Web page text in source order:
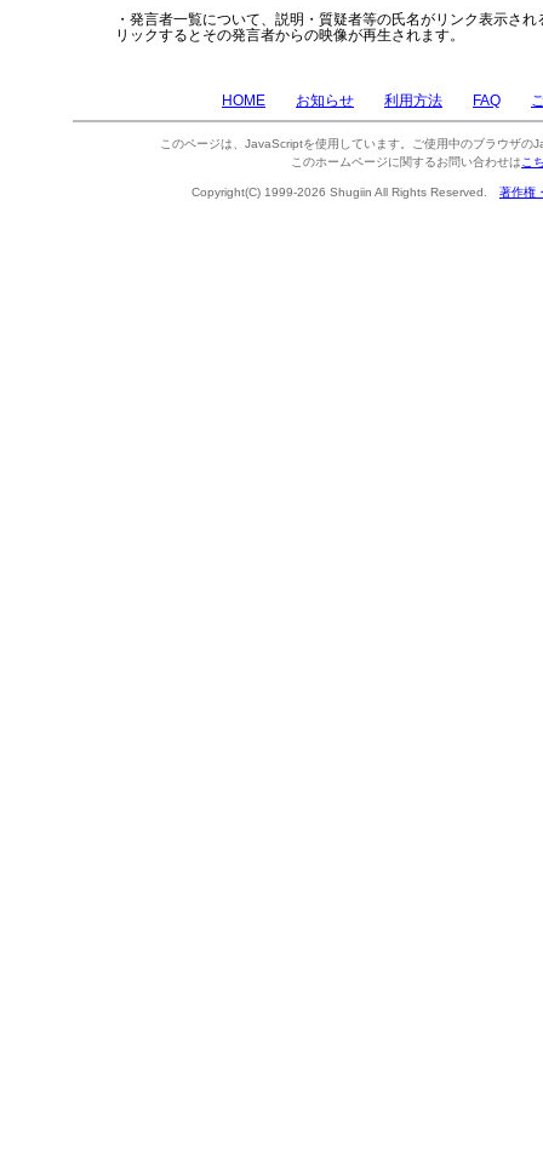
・発言者一覧について、説明・質疑者等の氏名がリンク表示さ
リックするとその発言者からの映像が再生されます。
HOME お知らせ 利用方法 FAQ
このページは、JavaScriptを使用しています。ご使用中のブラウザの
このホームページに関するお問い合わせは こ
Copyright(C) 1999-2026 Shugiin All Rights Reserved. 著作権